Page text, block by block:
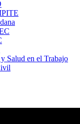
Salud en el Trabajo